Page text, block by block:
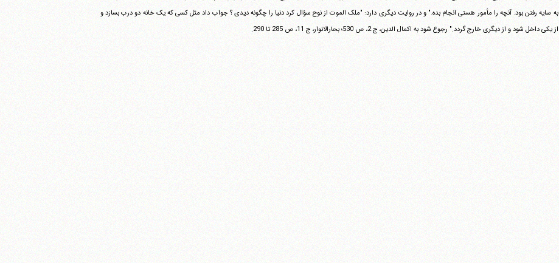
به سایه رفتن بود. آنچه را مأمور هستی انجام بده." و در روایت دیگری دارد: "ملک الموت از نوح سؤال کرد دنیا را چگونه دیدی ؟ جواب داد مثل کسی که یک خانه دو درب بسازد و
از یکی داخل شود و از دیگری خارج گردد." رجوع شود به اکمال الدین، ج 2، ص 530؛ بحارالانوار، ج 11، ص 285 تا 290.